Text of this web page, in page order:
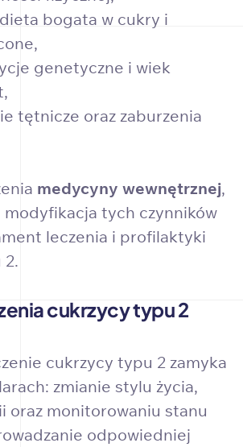
bogata w cukry i
genetyczne i wiek
tętnicze oraz zaburzenia
medycyny wewnętrznej,
tych czynników
leczenia i profilaktyki
cukrzycy typu 2
cukrzycy typu 2 zamyka
zmianie stylu życia,
oraz monitorowaniu stanu
odpowiedniej